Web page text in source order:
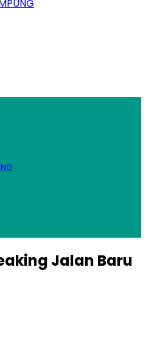
Jalan Baru